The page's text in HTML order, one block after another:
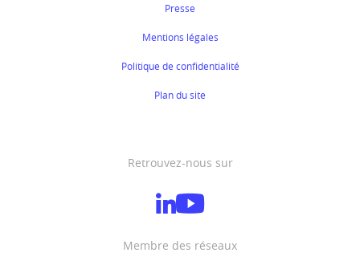
Presse
Mentions légales
Politique de confidentialité
Plan du site
Retrouvez-nous sur
Membre des réseaux